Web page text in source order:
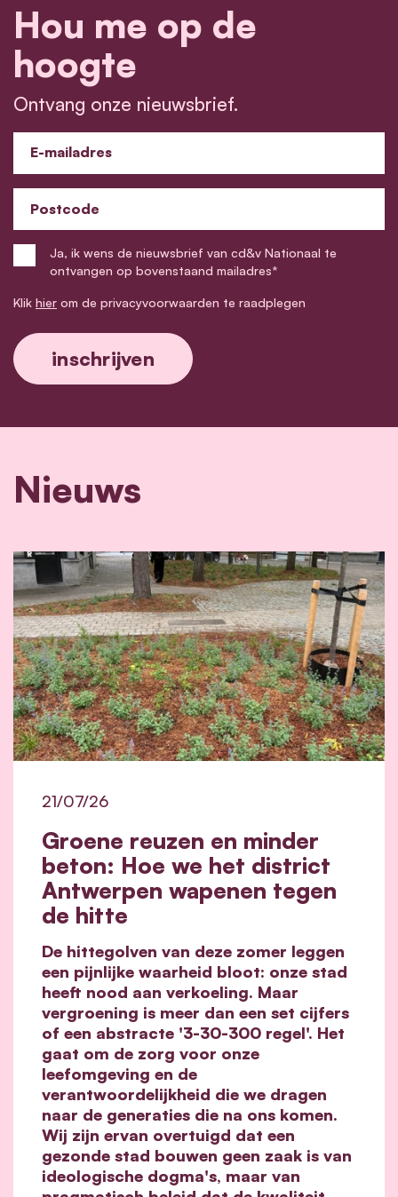
Hou me op de
hoogte
Ontvang onze nieuwsbrief.
E-mailadres
Postcode
Ja, ik wens de nieuwsbrief van cd&v Nationaal te
ontvangen op bovenstaand mailadres*
Klik hier om de privacyvoorwaarden te raadplegen
Nieuws
Groene reuzen en minder
beton: Hoe we het district
Antwerpen wapenen tegen
de hitte
21/07/26
De hittegolven van deze zomer leggen
een pijnlijke waarheid bloot: onze stad
heeft nood aan verkoeling. Maar
vergroening is meer dan een set cijfers
of een abstracte '3-30-300 regel'. Het
gaat om de zorg voor onze
leefomgeving en de
verantwoordelijkheid die we dragen
naar de generaties die na ons komen.
Wij zijn ervan overtuigd dat een
gezonde stad bouwen geen zaak is van
ideologische dogma's, maar van